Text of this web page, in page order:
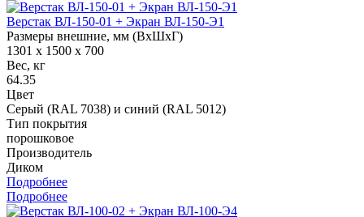
Верстак ВЛ-150-01 + Экран ВЛ-150-Э1
Размеры внешние, мм (ВхШхГ)
1301 x 1500 x 700
Вес, кг
64.35
Цвет
Серый (RAL 7038) и синий (RAL 5012)
Тип покрытия
порошковое
Производитель
Диком
Подробнее
Подробнее